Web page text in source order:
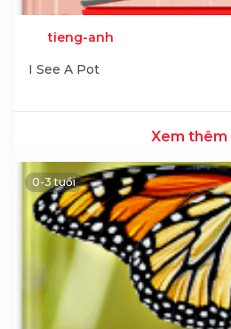
tieng-anh
I See A Pot
Xem thêm
0-3 tuổi